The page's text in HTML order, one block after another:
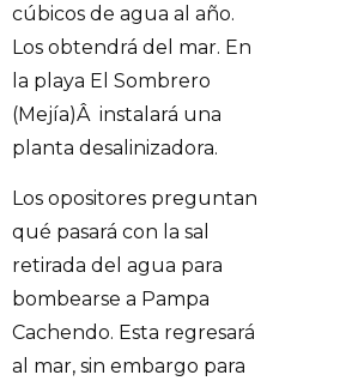
cúbicos de agua al año.
Los obtendrá del mar. En
la playa El Sombrero
(Mejía)Â instalará una
planta desalinizadora.
Los opositores preguntan
qué pasará con la sal
retirada del agua para
bombearse a Pampa
Cachendo. Esta regresará
al mar, sin embargo para